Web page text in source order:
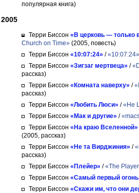
популярная книга)
2005
Терри Биссон «В церковь — только
Church on Time» (2005, повесть)
Терри Биссон «10:07:24» /«10:07:24»
Терри Биссон «Зигзаг мертвеца» /
рассказ)
Терри Биссон «Комната наверху» /
рассказ)
Терри Биссон «Любить Люси» /«He
Терри Биссон «Мак и другие» /
Терри Биссон «На краю Вселенной»
(2005, рассказ)
Терри Биссон «Не та Вирджиния» /
рассказ)
Терри Биссон «Плейер» /«The
Терри Биссон «Самый первый
Терри Биссон «Скажи им, что они